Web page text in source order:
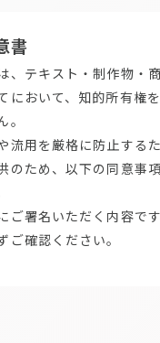
書
、テキスト・制作物・
において、知的所有権
。
流用を厳格に防止する
のため、以下の同意事
ご署名いただく内容で
ご確認ください。